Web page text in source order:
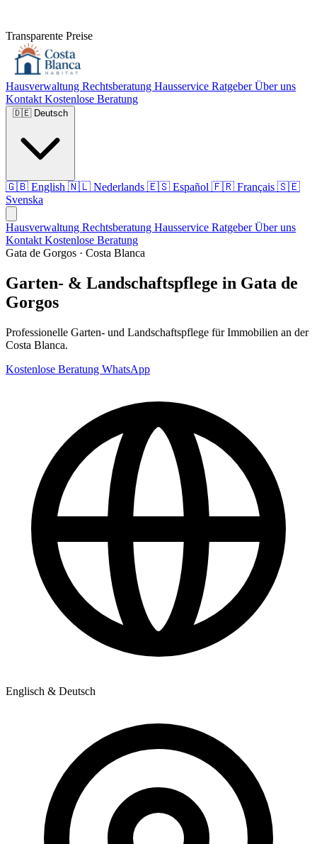
Transparente Preise
Hausverwaltung Rechtsberatung Hausservice RatgeberÜber uns
Kontakt Kostenlose Beratung
🇩🇪 Deutsch
🇬🇧 English 🇳🇱 Nederlands 🇪🇸 Español 🇫🇷 Français 🇸🇪
Svenska
Hausverwaltung Rechtsberatung Hausservice RatgeberÜber uns
Kontakt Kostenlose Beratung
Gata de Gorgos · Costa Blanca
Garten- & Landschaftspflege in Gata de
Gorgos
Professionelle Garten- und Landschaftspflege für Immobilien an der
Costa Blanca.
Kostenlose Beratung WhatsApp
Englisch & Deutsch